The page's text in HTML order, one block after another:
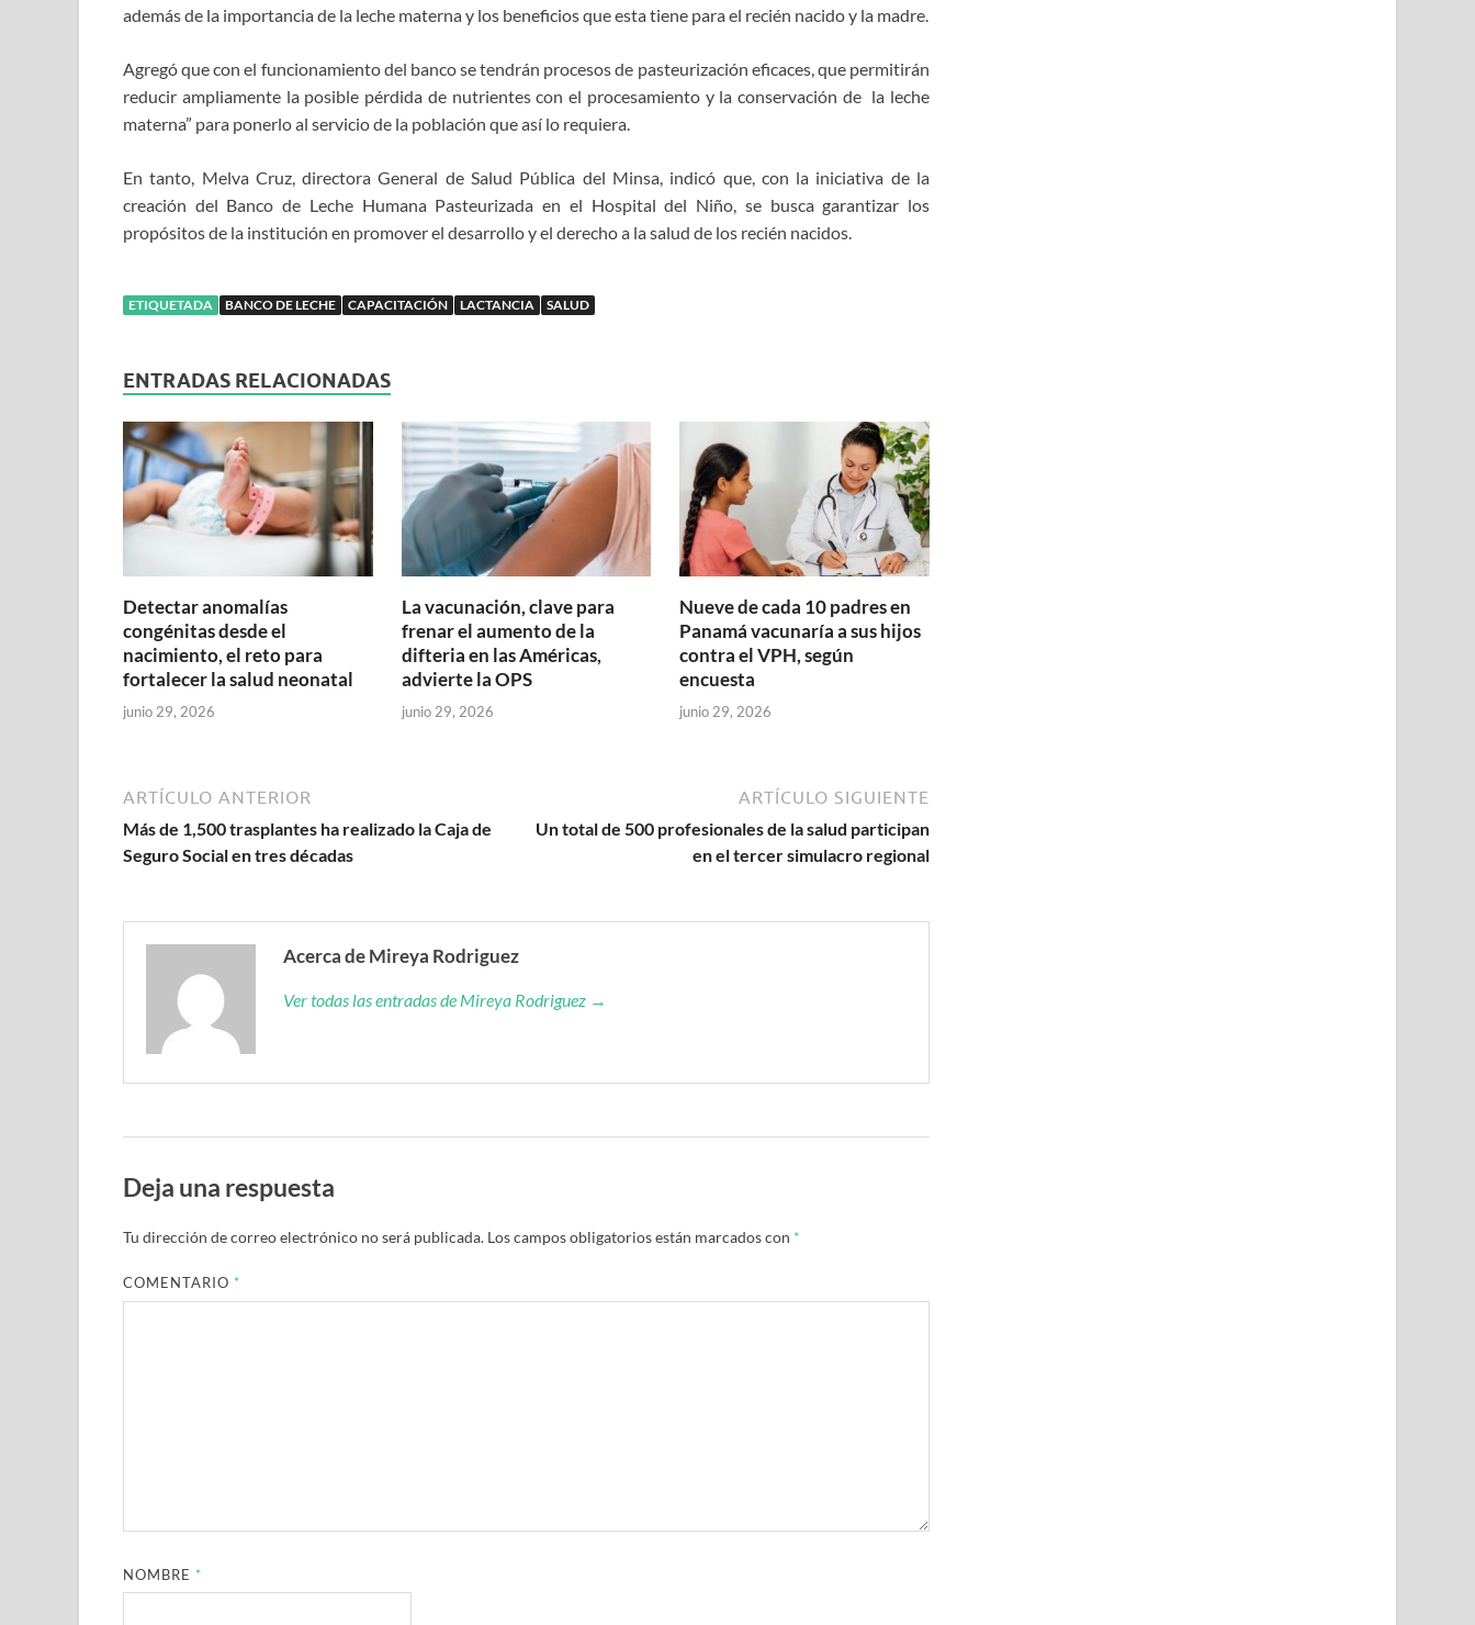
además de la importancia de la leche materna y los beneficios que esta tiene para el recién nacido y la madre.
Agregó que con el funcionamiento del banco se tendrán procesos de pasteurización eficaces, que permitirán
reducir ampliamente la posible pérdida de nutrientes con el procesamiento y la conservación de la leche
materna” para ponerlo al servicio de la población que así lo requiera.
En tanto, Melva Cruz, directora General de Salud Pública del Minsa, indicó que, con la iniciativa de la
creación del Banco de Leche Humana Pasteurizada en el Hospital del Niño, se busca garantizar los
propósitos de la institución en promover el desarrollo y el derecho a la salud de los recién nacidos.
ETIQUETADA BANCO DE LECHE CAPACITACIÓN LACTANCIA SALUD
ENTRADAS RELACIONADAS
Detectar anomalías
congénitas desde el
nacimiento, el reto para
fortalecer la salud neonatal
junio 29, 2026
La vacunación, clave para
frenar el aumento de la
difteria en las Américas,
advierte la OPS
junio 29, 2026
Nueve de cada 10 padres en
Panamá vacunaría a sus hijos
contra el VPH, según
encuesta
junio 29, 2026
ARTÍCULO ANTERIOR
Más de 1,500 trasplantes ha realizado la Caja de
Seguro Social en tres décadas
ARTÍCULO SIGUIENTE
Un total de 500 profesionales de la salud participan
en el tercer simulacro regional
Acerca de Mireya Rodriguez
Ver todas las entradas de Mireya Rodriguez →
Deja una respuesta
Tu dirección de correo electrónico no será publicada. Los campos obligatorios están marcados con *
COMENTARIO *
NOMBRE *